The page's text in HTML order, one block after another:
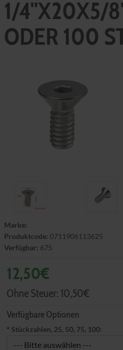
1/4"X20X5/
ODER 100
Marke:
Produktcode: 0711906113625
Verfügbar: 675
12,50€
Ohne Steuer: 10,50€
Verfügbare Optionen
* Stückzahlen, 25, 50, 75, 100: